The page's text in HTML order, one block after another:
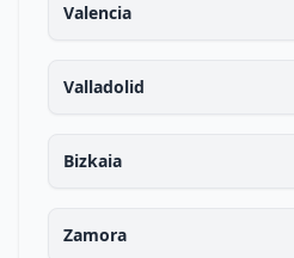
Valencia
Valladolid
Bizkaia
Zamora